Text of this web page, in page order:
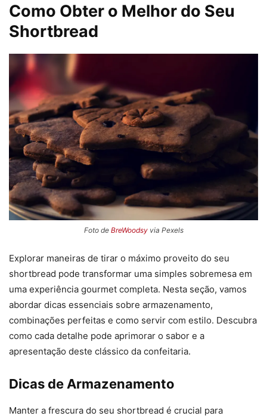
Como Obter o Melhor do Seu
Shortbread
Foto de BreWoodsyvia Pexels
Explorar maneiras de tirar o máximo proveito do seu
shortbread pode transformar uma simples sobremesa em
uma experiência gourmet completa. Nesta seção, vamos
abordar dicas essenciais sobre armazenamento,
combinações perfeitas e como servir com estilo. Descubra
como cada detalhe pode aprimorar o sabor e a
apresentação deste clássico da confeitaria.
Dicas de Armazenamento
Manter a frescura do seu shortbread é crucial para